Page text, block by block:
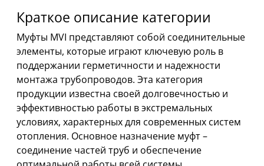
Краткое описание категории
Муфты MVI представляют собой соединительные
элементы, которые играют ключевую роль в
поддержании герметичности и надежности
монтажа трубопроводов. Эта категория
продукции известна своей долговечностью и
эффективностью работы в экстремальных
условиях, характерных для современных систем
отопления. Основное назначение муфт –
соединение частей труб и обеспечение